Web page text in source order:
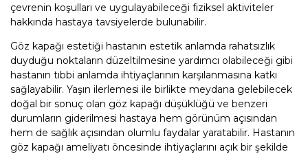
çevrenin koşulları ve uygulayabileceği fiziksel aktiviteler
hakkında hastaya tavsiyelerde bulunabilir.
Göz kapağı estetiği hastanın estetik anlamda rahatsızlık
duyduğu noktaların düzeltilmesine yardımcı olabileceği gibi
hastanın tıbbi anlamda ihtiyaçlarının karşılanmasına katkı
sağlayabilir. Yaşın ilerlemesi ile birlikte meydana gelebilecek
doğal bir sonuç olan göz kapağı düşüklüğü ve benzeri
durumların giderilmesi hastaya hem görünüm açısından
hem de sağlık açısından olumlu faydalar yaratabilir. Hastanın
göz kapağı ameliyatı öncesinde ihtiyaçlarını açık bir şekilde